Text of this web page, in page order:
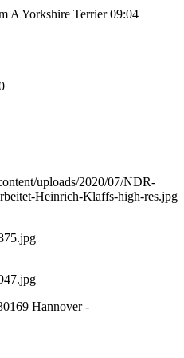
A Yorkshire Terrier 09:04
Hannover -